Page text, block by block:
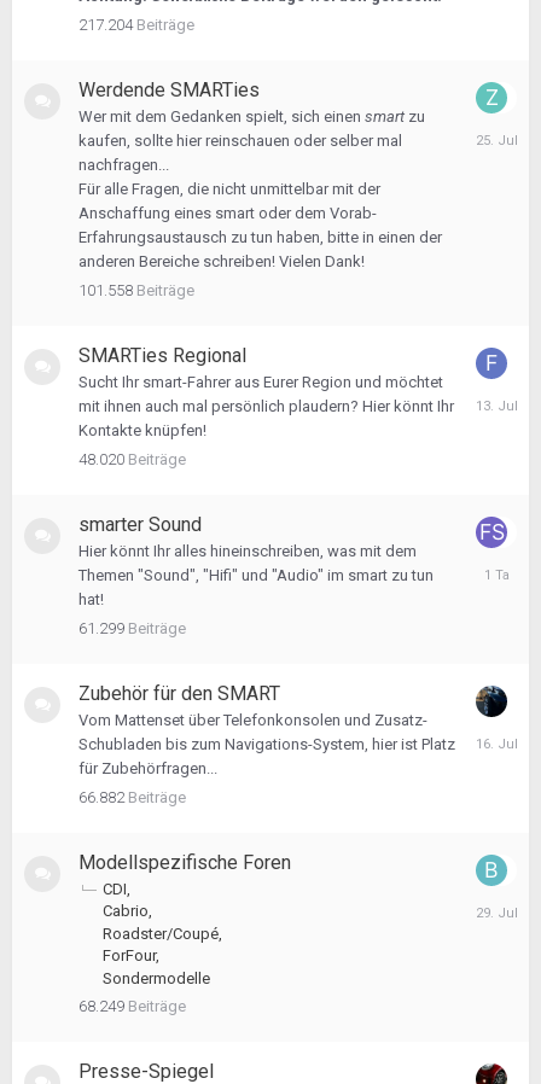
217.204 Beiträge
Werdende SMARTies
Wer mit dem Gedanken spielt, sich einen smart zu
kaufen, sollte hier reinschauen oder selber mal
nachfragen...
Für alle Fragen, die nicht unmittelbar mit der
Anschaffung eines smart oder dem Vorab-
Erfahrungsaustausch zu tun haben, bitte in einen der
anderen Bereiche schreiben! Vielen Dank!
101.558 Beiträge
Juli
SMARTies Regional
Sucht Ihr smart-Fahrer aus Eurer Region und möchtet
mit ihnen auch mal persönlich plaudern? Hier könnt Ihr
Kontakte knüpfen!
48.020 Beiträge
Juli
smarter Sound
Hier könnt Ihr alles hineinschreiben, was mit dem
Themen "Sound", "Hifi" und "Audio" im smart zu tun
hat!
61.299 Beiträge
um
Zubehör für den SMART
Vom Mattenset über Telefonkonsolen und Zusatz-
Schubladen bis zum Navigations-System, hier ist Platz
für Zubehörfragen...
66.882 Beiträge
Juli
Modellspezifische Foren
CDI
Cabrio
Roadster/Coupé
ForFour
Sondermodelle
68.249 Beiträge
Juli
Presse-Spiegel